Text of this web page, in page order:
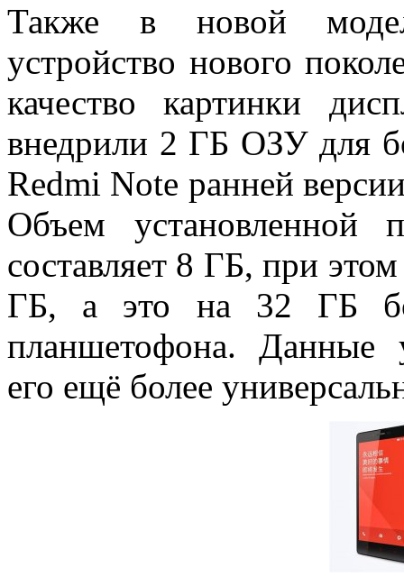
Также в новой
устройство нового
качество картинки
внедрили 2 ГБ ОЗУ для
Redmi Note ранней
Объем установленной
составляет 8 ГБ, при
ГБ, а это на 32 ГБ
планшетофона. Данные
его ещё более